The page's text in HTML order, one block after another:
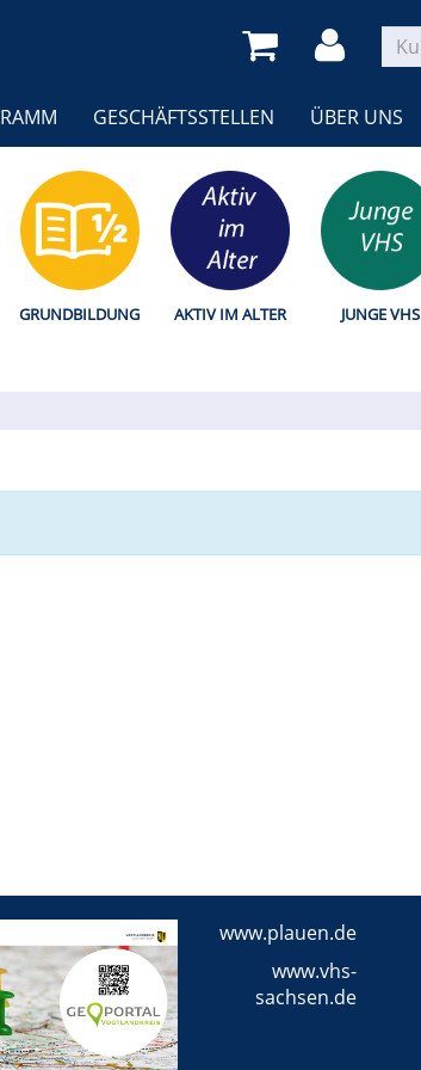
GESCHÄFTSSTELLEN ÜBER UNS
GRUNDBILDUNG AKTIV IM ALTER JUNGE VHS
www.plauen.de
www.vhs-
sachsen.de